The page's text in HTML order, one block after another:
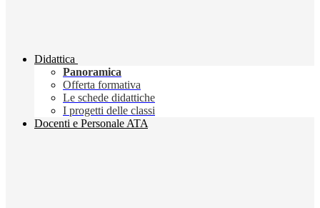
Didattica
Panoramica
Offerta formativa
Le schede didattiche
I progetti delle classi
Docenti e Personale ATA